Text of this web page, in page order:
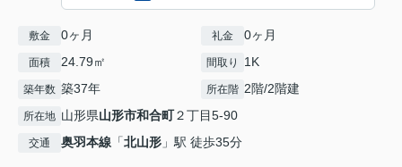
敷金 0ヶ月 礼金 0ヶ月
面積 24.79㎡ 間取り 1K
築年数 築37年 所在階 2階/2階建
所在地 山形県山形市和合町２丁目5-90
交通 奥羽本線 「北山形 」駅 徒歩35分